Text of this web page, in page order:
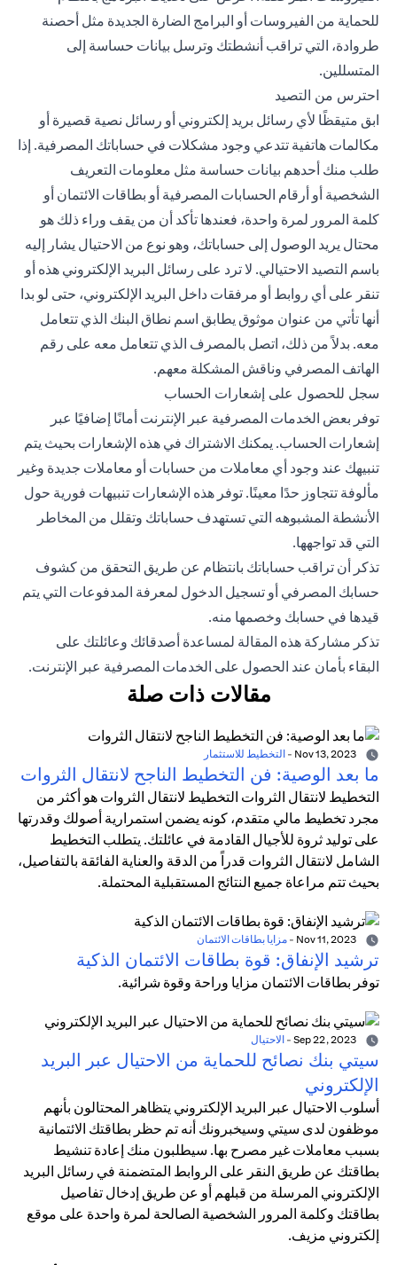
للحماية من الفيروسات أو البرامج الضارة الجديدة مثل أحصنة
طروادة، التي تراقب أنشطتك وترسل بيانات حساسة إلى
المتسللين.
احترس من التصيد
ابق متيقظًا لأي رسائل بريد إلكتروني أو رسائل نصية قصيرة أو
مكالمات هاتفية تتدعي وجود مشكلات في حساباتك المصرفية. إذا
طلب منك أحدهم بيانات حساسة مثل معلومات التعريف
الشخصية أو أرقام الحسابات المصرفية أو بطاقات الائتمان أو
كلمة المرور لمرة واحدة، فعندها تأكد أن من يقف وراء ذلك هو
محتال يريد الوصول إلى حساباتك، وهو نوع من الاحتيال يشار إليه
باسم التصيد الاحتيالي. لا ترد على رسائل البريد الإلكتروني هذه أو
تنقر على أي روابط أو مرفقات داخل البريد الإلكتروني، حتى لو بدا
أنها تأتي من عنوان موثوق يطابق اسم نطاق البنك الذي تتعامل
معه. بدلاً من ذلك، اتصل بالمصرف الذي تتعامل معه على رقم
الهاتف المصرفي وناقش المشكلة معهم.
سجل للحصول على إشعارات الحساب
توفر بعض الخدمات المصرفية عبر الإنترنت أمانًا إضافيًا عبر
إشعارات الحساب. يمكنك الاشتراك في هذه الإشعارات بحيث يتم
تنبيهك عند وجود أي معاملات من حسابات أو معاملات جديدة وغير
مألوفة تتجاوز حدًا معينًا. توفر هذه الإشعارات تنبيهات فورية حول
الأنشطة المشبوهه التي تستهدف حساباتك وتقلل من المخاطر
التي قد تواجهها.
تذكر أن تراقب حساباتك بانتظام عن طريق التحقق من كشوف
حسابك المصرفي أو تسجيل الدخول لمعرفة المدفوعات التي يتم
قيدها في حسابك وخصمها منه.
تذكر مشاركة هذه المقالة لمساعدة أصدقائك وعائلتك على
البقاء بأمان عند الحصول على الخدمات المصرفية عبر الإنترنت.
مقالات ذات صلة
- التخطيط للاستثمار
ما بعد الوصية: فن التخطيط الناجح لانتقال الثروات
التخطيط لانتقال الثروات التخطيط لانتقال الثروات هو أكثر من
مجرد تخطيط مالي متقدم، كونه يضمن استمرارية أصولك وقدرتها
على توليد ثروة للأجيال القادمة في عائلتك. يتطلب التخطيط
الشامل لانتقال الثروات قدراً من الدقة والعناية الفائقة بالتفاصيل،
بحيث تتم مراعاة جميع النتائج المستقبلية المحتملة.
- مزايا بطاقات الائتمان
ترشيد الإنفاق: قوة بطاقات الائتمان الذكية
توفر بطاقات الائتمان مزايا وراحة وقوة شرائية.
- الاحتيال
سيتي بنك نصائح للحماية من الاحتيال عبر البريد
الإلكتروني
أسلوب الاحتيال عبر البريد الإلكتروني يتظاهر المحتالون بأنهم
موظفون لدى سيتي وسيخبرونك أنه تم حظر بطاقتك الائتمانية
بسبب معاملات غير مصرح بها. سيطلبون منك إعادة تنشيط
بطاقتك عن طريق النقر على الروابط المتضمنة في رسائل البريد
الإلكتروني المرسلة من قبلهم أو عن طريق إدخال تفاصيل
بطاقتك وكلمة المرور الشخصية الصالحة لمرة واحدة على موقع
إلكتروني مزيف.